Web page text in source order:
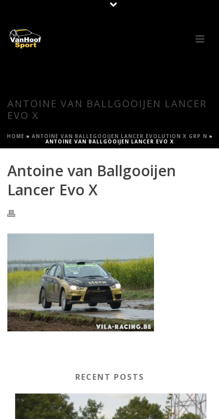
ANTOINE VAN BALLGOOIJEN LANCER
EVO X
HOME » ANTOINE VAN BALLEGOOIJEN LANCER EVOLUTION X GRP N »
ANTOINE VAN BALLGOOIJEN LANCER EVO X
Antoine van Ballgooijen
Lancer Evo X
RECENT POSTS